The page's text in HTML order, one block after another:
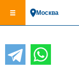
основному
Москва